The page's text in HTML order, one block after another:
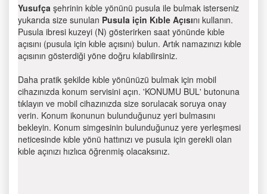
Yusufça şehrinin kıble yönünü pusula ile bulmak isterseniz
yukarıda size sunulan Pusula için Kıble Açısını kullanın.
Pusula ibresi kuzeyi (N) gösterirken saat yönünde kıble
açısını (pusula için kıble açısını) bulun. Artık namazınızı kıble
açısının gösterdiği yöne doğru kılabilirsiniz.
Daha pratik şekilde kıble yönünüzü bulmak için mobil
cihazınızda konum servisini açın. 'KONUMU BUL' butonuna
tıklayın ve mobil cihazınızda size sorulacak soruya onay
verin. Konum ikonunun bulunduğunuz yeri bulmasını
bekleyin. Konum simgesinin bulunduğunuz yere yerleşmesi
neticesinde kıble yönü hattınızı ve pusula için gerekli olan
kıble açınızı hızlıca öğrenmiş olacaksınız.